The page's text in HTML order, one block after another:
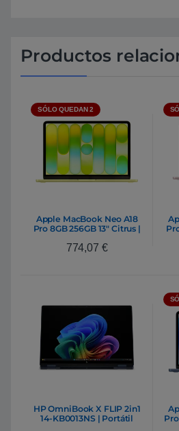
Productos
SÓLO QUEDAN 2
Apple MacBook Neo A18
Pro 8GB 256GB 13″ Citrus |
774,07 €
HP OmniBook X FLIP 2in1
14-KB0013NS | Portátil